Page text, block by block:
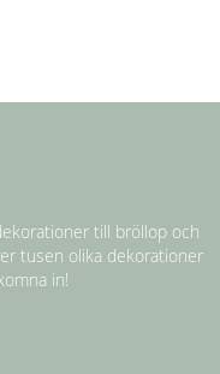
till bröllop och
tusen olika dekorationer
in!